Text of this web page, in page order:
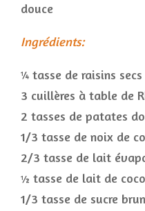
douce
Ingrédients:
¼ tasse de raisins secs
3 cuillères à table de
2 tasses de patates
1/3 tasse de noix de
2/3 tasse de lait
½ tasse de lait de
1/3 tasse de sucre